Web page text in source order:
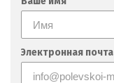
Электронная почта